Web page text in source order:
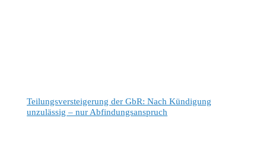
Teilungsversteigerung der GbR: Nach Kündigung
unzulässig – nur Abfindungsanspruch